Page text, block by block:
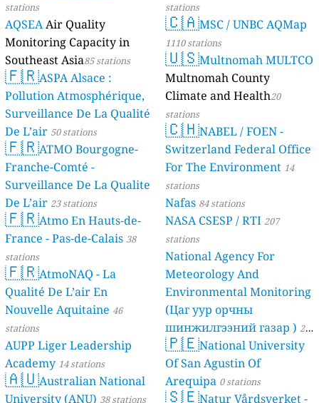
stations
AQSEAAir Quality
Monitoring Capacity in
Southeast Asia85 stations
🇫🇷ASPA Alsace :
Pollution Atmosphérique,
Surveillance De La Qualité
De L’air 50 stations
🇫🇷ATMO Bourgogne-
Franche-Comté -
Surveillance De La Qualite
De L’air 23 stations
🇫🇷Atmo En Hauts-de-
France - Pas-de-Calais 38
stations
🇫🇷AtmoNAQ - La
Qualité De L’air En
Nouvelle Aquitaine 46
stations
AUPP Liger Leadership
Academy 14 stations
🇦🇺Australian National
University (ANU) 38 stations
stations
🇨🇦MSC / UNBC AQMap
1110 stations
🇺🇸Multnomah MULTCO
Multnomah County
Climate and Health20
stations
🇨🇭NABEL / FOEN -
Switzerland Federal Office
For The Environment 14
stations
Nafas 84 stations
NASA CSESP / RTI 207
stations
National Agency For
Meteorology And
Environmental Monitoring
(Цаг уур орчны
шинжилгээний газар ) 21
stations
🇵🇪National University
Of San Agustin Of
Arequipa 0 stations
🇸🇪Natur Vårdsverket -